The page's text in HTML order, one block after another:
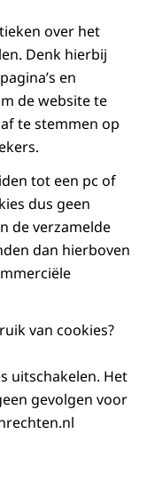
over het
Denk hierbij
en
de website te
te stemmen op
tot een pc of
dus geen
de verzamelde
dan hierboven
van cookies?
uitschakelen. Het
gevolgen voor